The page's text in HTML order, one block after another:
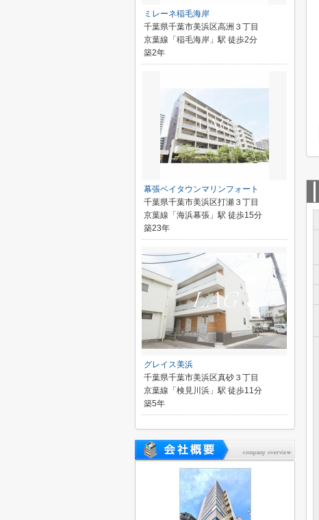
ミレーネ稲毛海岸
千葉県千葉市美浜区高洲３丁目
京葉線「稲毛海岸」駅 徒歩2分
築2年
幕張ベイタウンマリンフォート
千葉県千葉市美浜区打瀬３丁目
京葉線「海浜幕張」駅 徒歩15分
築23年
グレイス美浜
千葉県千葉市美浜区真砂３丁目
京葉線「検見川浜」駅 徒歩11分
築5年